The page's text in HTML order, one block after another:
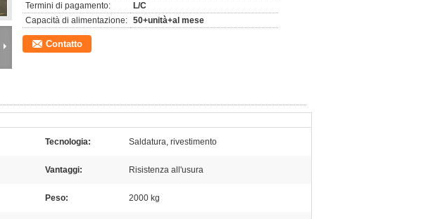
Termini di pagamento:
L/C
Capacità di alimentazione: 50+unità+al mese
Contatto
Tecnologia: Saldatura, rivestimento
Vantaggi: Risistenza all'usura
Peso: 2000 kg